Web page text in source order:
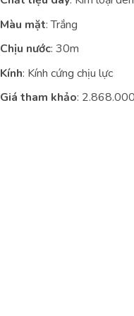
Màu mặt: Trắng
Chịu nước: 30m
Kính: Kính cứng chịu lực
Giá tham khảo: